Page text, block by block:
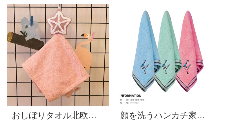
おしぼりタオル北欧のトイレでおしぼりを拭いています。
顔を洗うハンカチ家庭用ナプキン長方形の子供の柔らかいお風呂かわいい赤ちゃんのタマオルY 11青+緑+ピンク